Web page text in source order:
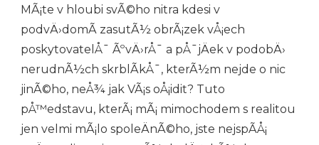
MÃ¡te v hloubi svÃ©ho nitra kdesi v
podvÄ›domÃ­ zasutÃ½ obrÃ¡zek vÅ¡ech
poskytovatelÅ¯ ÃºvÄ›rÅ¯ a pÅ¯jÄek v podobÄ›
nerudnÃ½ch skrblÃ­kÅ¯, kterÃ½m nejde o nic
jinÃ©ho, neÅ¾ jak VÃ¡s oÅ¡idit? Tuto
pÅ™edstavu, kterÃ¡ mÃ¡ mimochodem s realitou
jen velmi mÃ¡lo spoleÄnÃ©ho, jste nejspÃ­Å¡